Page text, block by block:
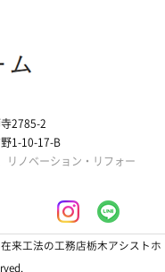
2785-2
1-10-17-B
リノベーション・リフォー
来工法の工務店栃木アシストホ